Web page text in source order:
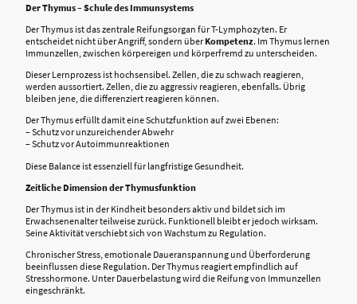
Der Thymus – Schule des Immunsystems
Der Thymus ist das zentrale Reifungsorgan für T-Lymphozyten. Er
entscheidet nicht über Angriff, sondern überKompetenz. Im Thymus lernen
Immunzellen, zwischen körpereigen und körperfremd zu unterscheiden.
Dieser Lernprozess ist hochsensibel. Zellen, die zu schwach reagieren,
werden aussortiert. Zellen, die zu aggressiv reagieren, ebenfalls. Übrig
bleiben jene, die differenziert reagieren können.
Der Thymus erfüllt damit eine Schutzfunktion auf zwei Ebenen:
– Schutz vor unzureichender Abwehr
– Schutz vor Autoimmunreaktionen
Diese Balance ist essenziell für langfristige Gesundheit.
Zeitliche Dimension der Thymusfunktion
Der Thymus ist in der Kindheit besonders aktiv und bildet sich im
Erwachsenenalter teilweise zurück. Funktionell bleibt er jedoch wirksam.
Seine Aktivität verschiebt sich von Wachstum zu Regulation.
Chronischer Stress, emotionale Daueranspannung und Überforderung
beeinflussen diese Regulation. Der Thymus reagiert empfindlich auf
Stresshormone. Unter Dauerbelastung wird die Reifung von Immunzellen
eingeschränkt.